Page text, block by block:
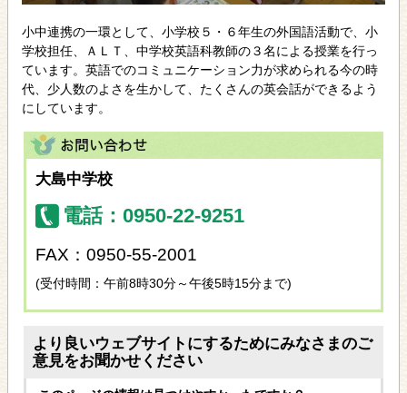
小中連携の一環として、小学校５・６年生の外国語活動で、小
学校担任、ＡＬＴ、中学校英語科教師の３名による授業を行っ
ています。英語でのコミュニケーション力が求められる今の時
代、少人数のよさを生かして、たくさんの英会話ができるよう
にしています。
大島中学校
電話：0950-22-9251
FAX：0950-55-2001
(受付時間：午前8時30分～午後5時15分まで)
より良いウェブサイトにするためにみなさまのご
意見をお聞かせください